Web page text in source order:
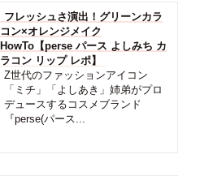
フレッシュさ演出！グリーンカラ
コン×オレンジメイク
HowTo【perse パース よしみち カ
ラコン リップ レポ】
Z世代のファッションアイコン
「ミチ」「よしあき」姉弟がプロ
デュースするコスメブランド
『perse(パース...